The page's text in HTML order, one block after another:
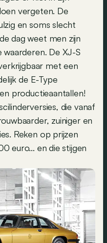
vergeten. De
en soms slecht
dag weet men zijn
De XJ-S
met een
de E-Type
productieaantallen!
die vanaf
zuiniger en
Reken op prijzen
euro... en die stijgen